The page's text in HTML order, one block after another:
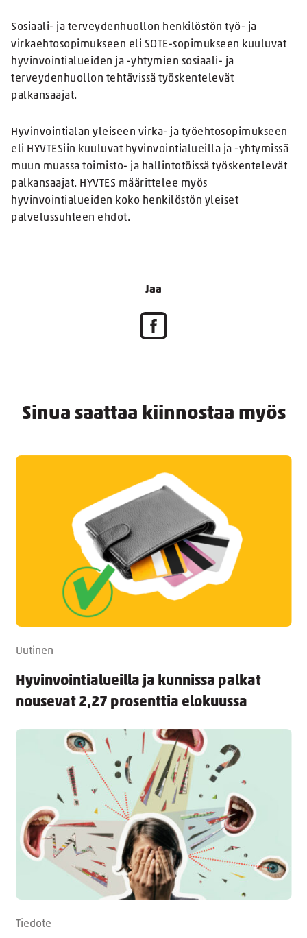
Sosiaali- ja terveydenhuollon henkilöstön työ- ja
virkaehtosopimukseen eli SOTE-sopimukseen kuuluvat
hyvinvointialueiden ja -yhtymien sosiaali- ja
terveydenhuollon tehtävissä työskentelevät
palkansaajat.
Hyvinvointialan yleiseen virka- ja työehtosopimukseen
eli HYVTESiin kuuluvat hyvinvointialueilla ja -yhtymissä
muun muassa toimisto- ja hallintotöissä työskentelevät
palkansaajat. HYVTES määrittelee myös
hyvinvointialueiden koko henkilöstön yleiset
palvelussuhteen ehdot.
Jaa
Sinua saattaa kiinnostaa myös
Uutinen
Hyvinvointialueilla ja kunnissa palkat
nousevat 2,27 prosenttia elokuussa
Tiedote